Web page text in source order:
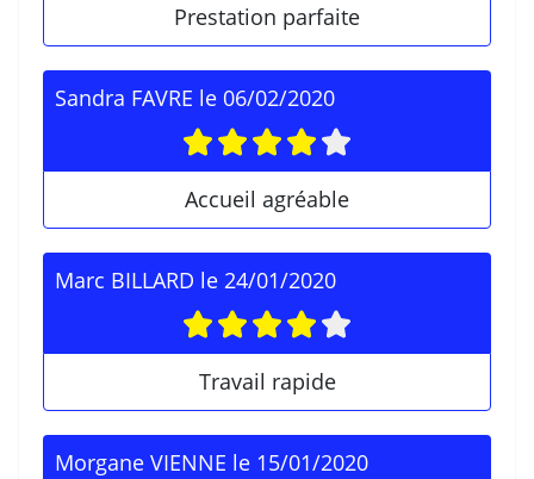
Prestation parfaite
Sandra FAVRE le 06/02/2020
Accueil agréable
Marc BILLARD le 24/01/2020
Travail rapide
Morgane VIENNE le 15/01/2020